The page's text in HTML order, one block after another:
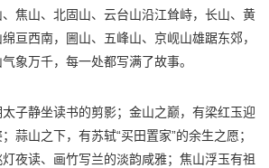
焦山、北固山、云台山沿江耸峙，长山、黄
亘西南，圌山、五峰山、京岘山雄踞东郊，
象万千，每一处都写满了故事。
子静坐读书的剪影；金山之巅，有梁红玉迎
蒜山之下，有苏轼“买田置家”的余生之愿；
夜读、画竹写兰的淡韵咸雅；焦山浮玉有祖